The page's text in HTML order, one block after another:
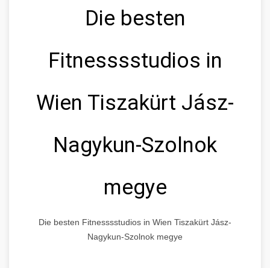
Die besten
Fitnesssstudios in
Wien Tiszakürt Jász-
Nagykun-Szolnok
megye
Die besten Fitnesssstudios in Wien Tiszakürt Jász-
Nagykun-Szolnok megye